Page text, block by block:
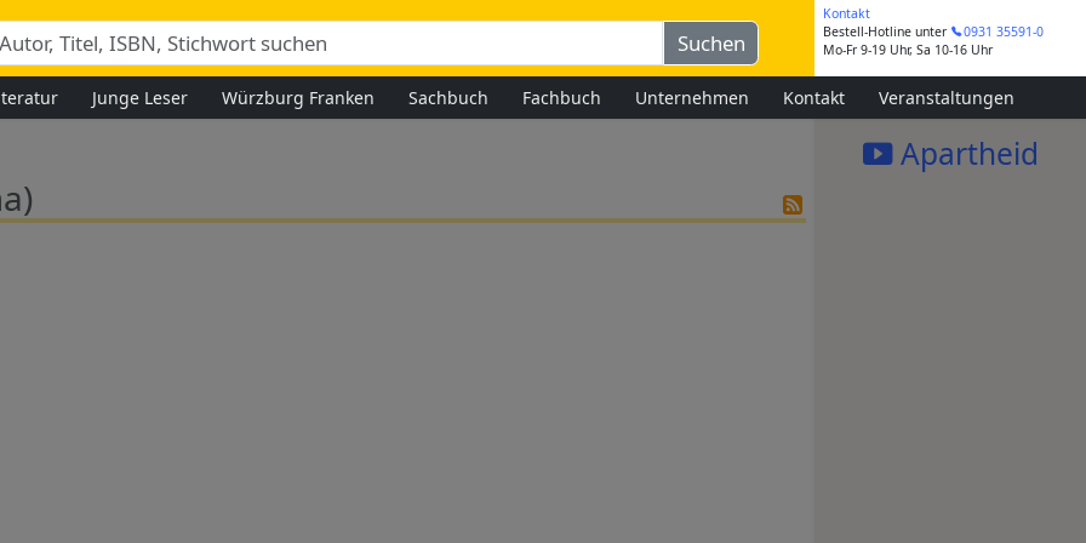
Kontakt
Bestell-Hotline unter
0931 35591-0
Mo-Fr 9-19 Uhr, Sa 10-16 Uhr
Junge Leser Würzburg Franken Sachbuch Fachbuch Unternehmen Kontakt Veranstaltungen
Apartheid